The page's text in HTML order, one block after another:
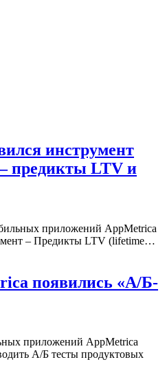
инструмент
предикты LTV и
приложений AppMetrica
– Предикты LTV (lifetime…
появились «А/Б-
приложений AppMetrica
А/Б тесты продуктовых